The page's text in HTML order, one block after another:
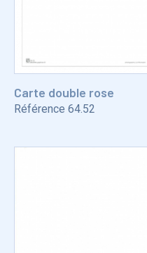
Carte double rose
Référence 64.52